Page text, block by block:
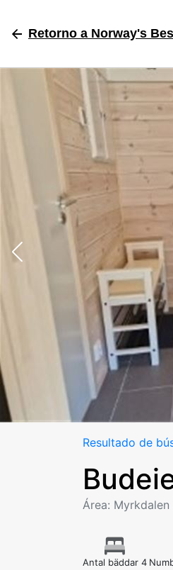
Retorno a Norway's
Resultado de
Área: Myrkdalen
Antal bäddar 4